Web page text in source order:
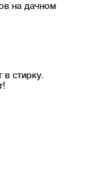
на дачном
в стирку.